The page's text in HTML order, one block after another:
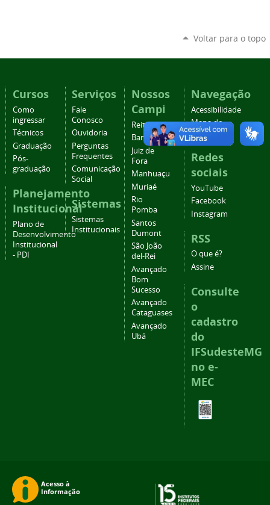
Voltar para o topo
Cursos
Como
ingressar
Técnicos
Graduação
Pós-
graduação
Planejamento
Institucional
Plano de
Desenvolvimento
Institucional
- PDI
Serviços
Fale
Conosco
Ouvidoria
Perguntas
Frequentes
Comunicação
Social
Sistemas
Sistemas
Institucionais
Nossos
Campi
Reitoria
Barbacena
Juiz de
Fora
Manhuaçu
Muriaé
Rio
Pomba
Santos
Dumont
São João
del-Rei
Avançado
Bom
Sucesso
Avançado
Cataguases
Avançado
Ubá
Navegação
Acessibilidade
Mapa do
site
Redes
sociais
YouTube
Facebook
Instagram
RSS
O que é?
Assine
Consulte
o
cadastro
do
IFSudesteMG
no e-
MEC